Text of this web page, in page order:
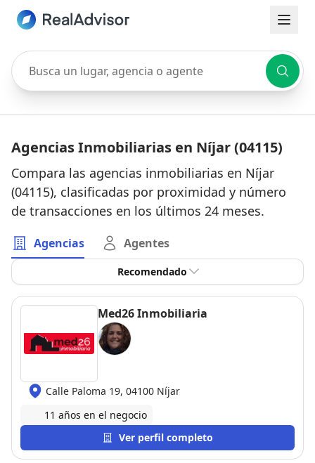
Busca un lugar, agencia o agente
Agencias Inmobiliarias en Níjar (04115)
Compara las agencias inmobiliarias en Níjar
(04115), clasificadas por proximidad y número
de transacciones en los últimos 24 meses.
Agencias Agentes
Recomendado
Med26 Inmobiliaria
Calle Paloma 19, 04100 Níjar
11 años en el negocio
Ver perfil completo